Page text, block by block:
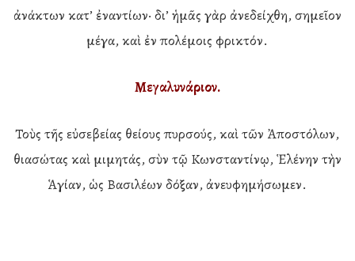
ἀνάκτων κατ’ ἐναντίων· δι’ ἡμᾶς γὰρ ἀνεδείχθη, σημεῖον
μέγα, καὶ ἐν πολέμοις φρικτόν.
Μεγαλυνάριον.
Τοὺς τῆς εὐσεβείας θείους πυρσούς, καὶ τῶν Ἀποστόλων,
θιασώτας καὶ μιμητάς, σὺν τῷ Κωνσταντίνῳ, Ἑλένην τὴν
Ἁγίαν, ὡς Βασιλέων δόξαν, ἀνευφημήσωμεν.